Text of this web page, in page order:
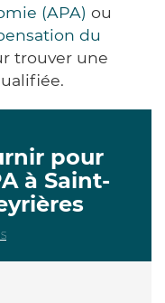
(APA) ou
du
trouver une
pour
à Saint-